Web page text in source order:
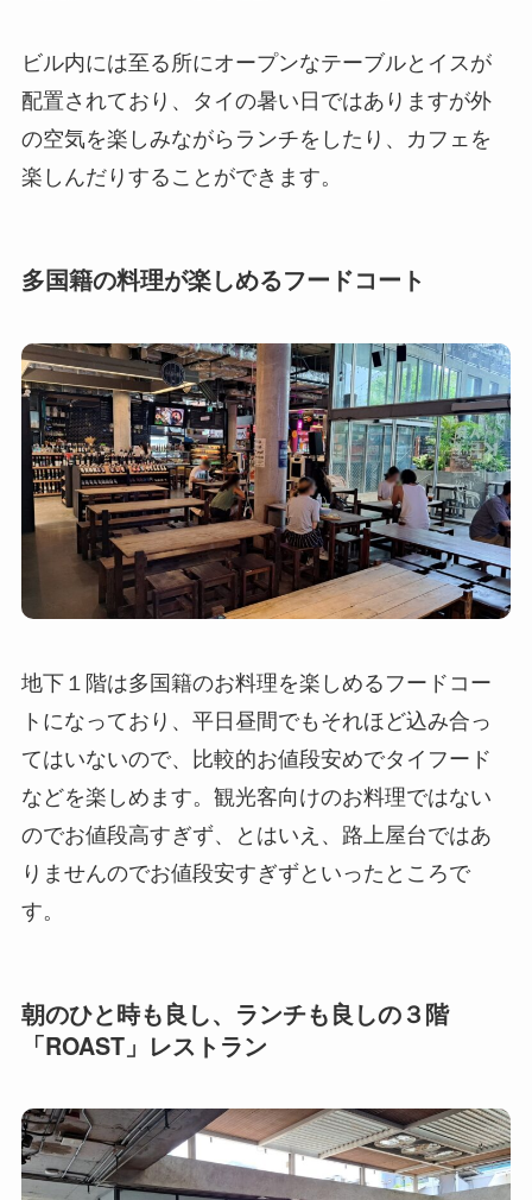
ビル内には至る所にオープンなテーブルとイスが
配置されており、タイの暑い日ではありますが外
の空気を楽しみながらランチをしたり、カフェを
楽しんだりすることができます。
多国籍の料理が楽しめるフードコート
地下１階は多国籍のお料理を楽しめるフードコー
トになっており、平日昼間でもそれほど込み合っ
てはいないので、比較的お値段安めでタイフード
などを楽しめます。観光客向けのお料理ではない
のでお値段高すぎず、とはいえ、路上屋台ではあ
りませんのでお値段安すぎずといったところで
す。
朝のひと時も良し、ランチも良しの３階
「ROAST」レストラン